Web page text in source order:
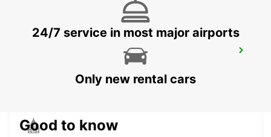
24/7 service in most major airports
Only new rental cars
Good to know